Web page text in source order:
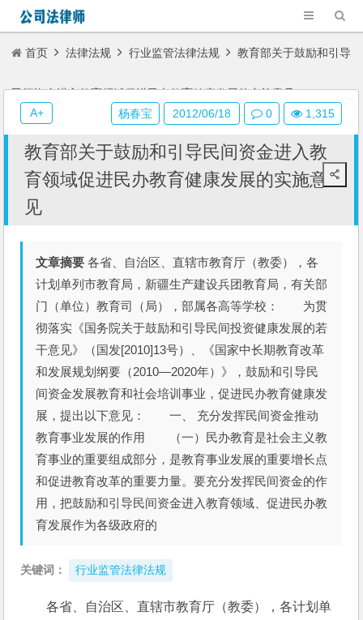
首页 法律法规 行业监管法律法规 教育部关于鼓励和引导
民间资金进入教育领域促进民办教育健康发展的实施意见
教育部关于鼓励和引导民间资金进入教
育领域促进民办教育健康发展的实施意
见
文章摘要 各省、自治区、直辖市教育厅（教委），各
计划单列市教育局，新疆生产建设兵团教育局，有关部
门（单位）教育司（局），部属各高等学校： 为贯
彻落实《国务院关于鼓励和引导民间投资健康发展的若
干意见》（国发[2010]13号）、《国家中长期教育改革
和发展规划纲要（2010—2020年）》，鼓励和引导民
间资金发展教育和社会培训事业，促进民办教育健康发
展，提出以下意见： 一、 充分发挥民间资金推动
教育事业发展的作用 （一）民办教育是社会主义教
育事业的重要组成部分，是教育事业发展的重要增长点
和促进教育改革的重要力量。要充分发挥民间资金的作
用，把鼓励和引导民间资金进入教育领域、促进民办教
育发展作为各级政府的
关键词： 行业监管法律法规
各省、自治区、直辖市教育厅（教委），各计划单
杨春宝 2012/06/18 0 1,315
A+